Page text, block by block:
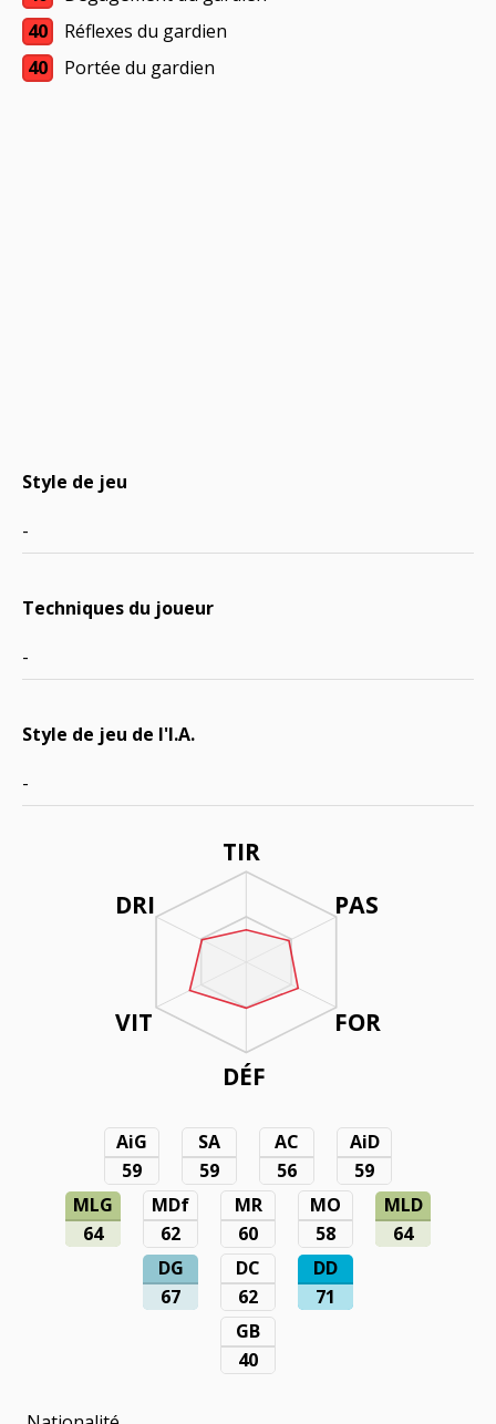
TIR
PAS
FOR
DÉF
DRI
VIT
AiG
59
SA
59
AC
56
AiD
59
MLG
64
MDf
62
MR
60
MO
58
MLD
64
DG
67
DC
62
DD
71
GB
40
40
Réflexes du gardien
40
Portée du gardien
Style de jeu
-
Techniques du joueur
-
Style de jeu de l'I.A.
-